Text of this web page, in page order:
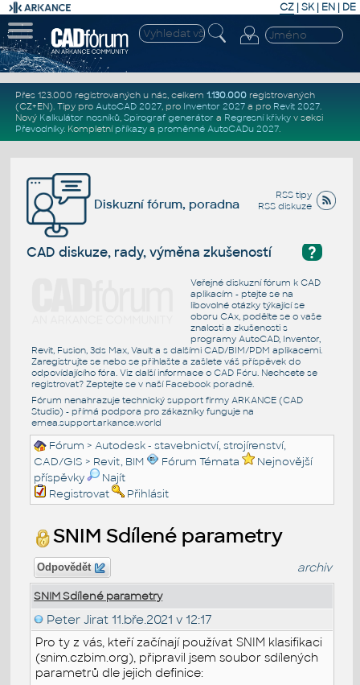
CZ | SK| EN | DE
Přes 123.000 registrovaných u nás, celkem 1.130.000registrovaných
(CZ+EN). Tipy pro AutoCAD 2027, pro Inventor 2027a pro Revit 2027.
Nový Kalkulátor nosníků, Spirograf generátor a Regresní křivkyv sekci
Převodníky. Kompletní příkazya proměnné AutoCADu 2027.
RSS tipy
RSS diskuze
Diskuzní fórum, poradna
?
CAD diskuze, rady, výměna zkušeností
Veřejné diskuzní fórum k CAD
aplikacím - ptejte se na
libovolné otázky týkající se
oboru CAx, podělte se o vaše
znalosti a zkušenosti s
programy AutoCAD, Inventor,
Revit, Fusion, 3ds Max, Vault a s dalšími CAD/BIM/PDM aplikacemi.
Zaregistrujte se nebo se přihlašte a zašlete váš příspěvek do
odpovídajícího fóra. Viz další informace o CAD Fóru. Nechcete se
registrovat? Zeptejte se v naší Facebook poradně.
Fórum nenahrazuje technický support firmy ARKANCE (CAD
Studio) - přímá podpora pro zákazníky funguje na
emea.support.arkance.world
Fórum >Autodesk - stavebnictví, strojírenství,
CAD/GIS > Revit, BIM Fórum Témata
Nejnovější
příspěvky
Najít
Registrovat
Přihlásit
SNIM Sdílené parametry
Odpovědět archiv
SNIM Sdílené parametry
Peter Jirat 11.bře.2021 v 12:17
Pro ty z vás, kteří začínají používat SNIM klasifikaci
(snim.czbim.org), připravil jsem soubor sdílených
parametrů dle jejich definice: